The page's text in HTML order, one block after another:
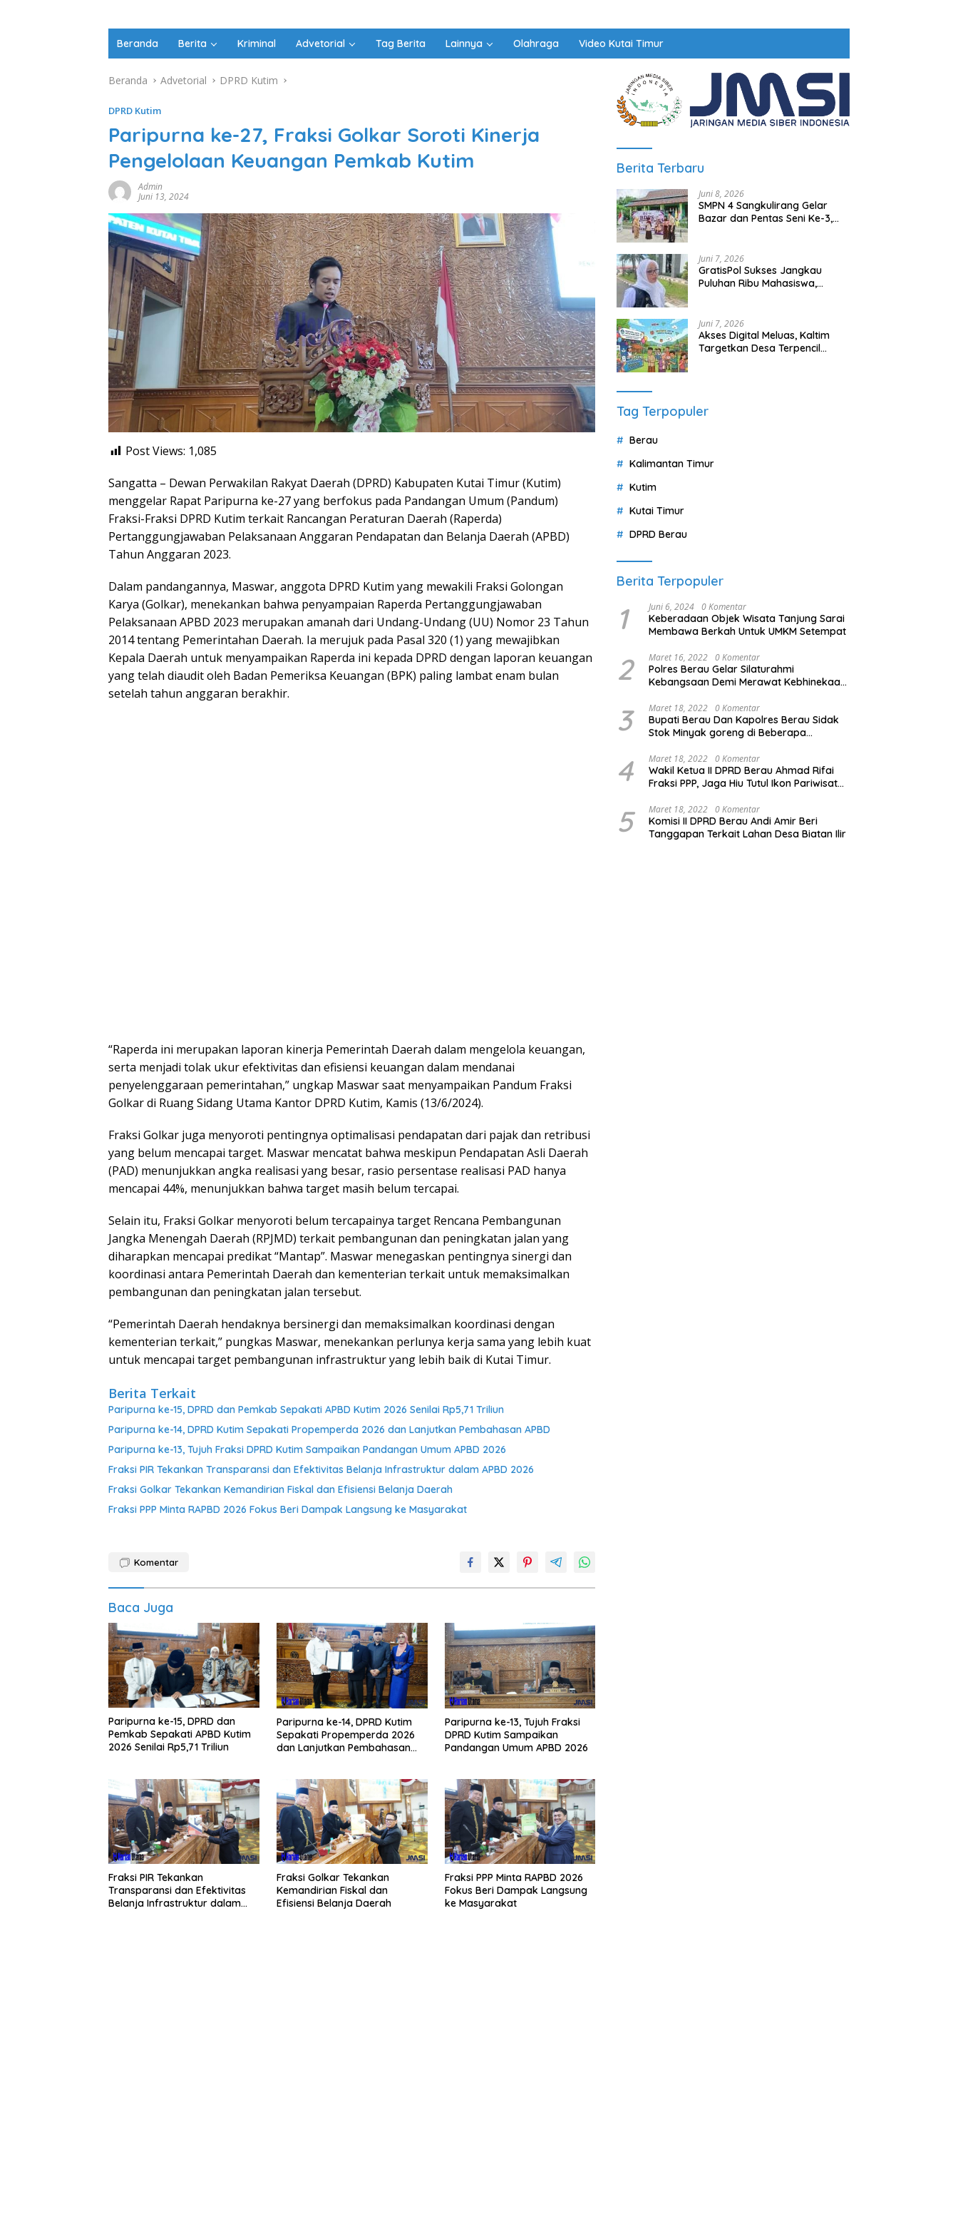
Beranda Berita Kriminal Advetorial Tag Berita Lainnya Olahraga Video Kutai Timur
Beranda Advetorial DPRD Kutim
DPRD Kutim
Paripurna ke-27, Fraksi Golkar Soroti Kinerja
Pengelolaan Keuangan Pemkab Kutim
Admin
Juni 13, 2024
Post Views: 1,085
Sangatta – Dewan Perwakilan Rakyat Daerah (DPRD) Kabupaten Kutai Timur (Kutim)
menggelar Rapat Paripurna ke-27 yang berfokus pada Pandangan Umum (Pandum)
Fraksi-Fraksi DPRD Kutim terkait Rancangan Peraturan Daerah (Raperda)
Pertanggungjawaban Pelaksanaan Anggaran Pendapatan dan Belanja Daerah (APBD)
Tahun Anggaran 2023.
Dalam pandangannya, Maswar, anggota DPRD Kutim yang mewakili Fraksi Golongan
Karya (Golkar), menekankan bahwa penyampaian Raperda Pertanggungjawaban
Pelaksanaan APBD 2023 merupakan amanah dari Undang-Undang (UU) Nomor 23 Tahun
2014 tentang Pemerintahan Daerah. Ia merujuk pada Pasal 320 (1) yang mewajibkan
Kepala Daerah untuk menyampaikan Raperda ini kepada DPRD dengan laporan keuangan
yang telah diaudit oleh Badan Pemeriksa Keuangan (BPK) paling lambat enam bulan
setelah tahun anggaran berakhir.
“Raperda ini merupakan laporan kinerja Pemerintah Daerah dalam mengelola keuangan,
serta menjadi tolak ukur efektivitas dan efisiensi keuangan dalam mendanai
penyelenggaraan pemerintahan,” ungkap Maswar saat menyampaikan Pandum Fraksi
Golkar di Ruang Sidang Utama Kantor DPRD Kutim, Kamis (13/6/2024).
Fraksi Golkar juga menyoroti pentingnya optimalisasi pendapatan dari pajak dan retribusi
yang belum mencapai target. Maswar mencatat bahwa meskipun Pendapatan Asli Daerah
(PAD) menunjukkan angka realisasi yang besar, rasio persentase realisasi PAD hanya
mencapai 44%, menunjukkan bahwa target masih belum tercapai.
Selain itu, Fraksi Golkar menyoroti belum tercapainya target Rencana Pembangunan
Jangka Menengah Daerah (RPJMD) terkait pembangunan dan peningkatan jalan yang
diharapkan mencapai predikat “Mantap”. Maswar menegaskan pentingnya sinergi dan
koordinasi antara Pemerintah Daerah dan kementerian terkait untuk memaksimalkan
pembangunan dan peningkatan jalan tersebut.
“Pemerintah Daerah hendaknya bersinergi dan memaksimalkan koordinasi dengan
kementerian terkait,” pungkas Maswar, menekankan perlunya kerja sama yang lebih kuat
untuk mencapai target pembangunan infrastruktur yang lebih baik di Kutai Timur.
Berita Terkait
Paripurna ke-15, DPRD dan Pemkab Sepakati APBD Kutim 2026 Senilai Rp5,71 Triliun
Paripurna ke-14, DPRD Kutim Sepakati Propemperda 2026 dan Lanjutkan Pembahasan APBD
Paripurna ke-13, Tujuh Fraksi DPRD Kutim Sampaikan Pandangan Umum APBD 2026
Fraksi PIR Tekankan Transparansi dan Efektivitas Belanja Infrastruktur dalam APBD 2026
Fraksi Golkar Tekankan Kemandirian Fiskal dan Efisiensi Belanja Daerah
Fraksi PPP Minta RAPBD 2026 Fokus Beri Dampak Langsung ke Masyarakat
Komentar
Baca Juga
Paripurna ke-15, DPRD dan
Pemkab Sepakati APBD Kutim
2026 Senilai Rp5,71 Triliun
Paripurna ke-14, DPRD Kutim
Sepakati Propemperda 2026
dan Lanjutkan Pembahasan
Paripurna ke-13, Tujuh Fraksi
DPRD Kutim Sampaikan
Pandangan Umum APBD 2026
Fraksi PIR Tekankan
Transparansi dan Efektivitas
Belanja Infrastruktur dalam
Fraksi Golkar Tekankan
Kemandirian Fiskal dan
Efisiensi Belanja Daerah
Fraksi PPP Minta RAPBD 2026
Fokus Beri Dampak Langsung
ke Masyarakat
Berita Terbaru
Juni 8, 2026
SMPN 4 Sangkulirang Gelar
Bazar dan Pentas Seni Ke-3,
Juni 7, 2026
GratisPol Sukses Jangkau
Puluhan Ribu Mahasiswa,
Juni 7, 2026
Akses Digital Meluas, Kaltim
Targetkan Desa Terpencil
Tag Terpopuler
Berau
Kalimantan Timur
Kutim
Kutai Timur
DPRD Berau
Berita Terpopuler
1 Juni 6, 2024 0 Komentar
Keberadaan Objek Wisata Tanjung Sarai
Membawa Berkah Untuk UMKM Setempat
2 Maret 16, 2022 0 Komentar
Polres Berau Gelar Silaturahmi
Kebangsaan Demi Merawat Kebhinekaan
3 Maret 18, 2022 0 Komentar
Bupati Berau Dan Kapolres Berau Sidak
Stok Minyak goreng di Beberapa
4 Maret 18, 2022 0 Komentar
Wakil Ketua II DPRD Berau Ahmad Rifai
Fraksi PPP, Jaga Hiu Tutul Ikon Pariwisata
5 Maret 18, 2022 0 Komentar
Komisi II DPRD Berau Andi Amir Beri
Tanggapan Terkait Lahan Desa Biatan Ilir